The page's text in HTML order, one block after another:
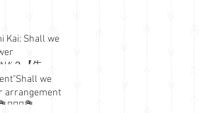
Kai: Shall we
？【告
トナムのお
we
arrangement